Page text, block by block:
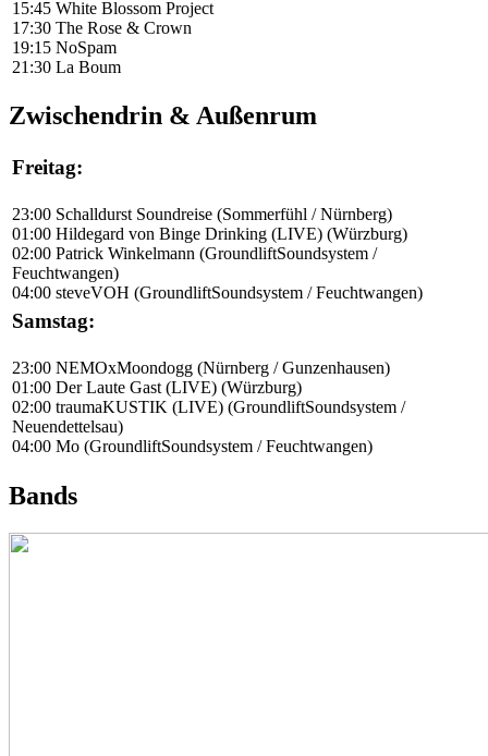
15:45 White Blossom Project
17:30 The Rose & Crown
19:15 NoSpam
21:30 La Boum
Zwischendrin & Außenrum
Freitag:
23:00 Schalldurst Soundreise (Sommerfühl / Nürnberg)
01:00 Hildegard von Binge Drinking (LIVE) (Würzburg)
02:00 Patrick Winkelmann (GroundliftSoundsystem /
Feuchtwangen)
04:00 steveVOH (GroundliftSoundsystem / Feuchtwangen)
Samstag:
23:00 NEMOxMoondogg (Nürnberg / Gunzenhausen)
01:00 Der Laute Gast (LIVE) (Würzburg)
02:00 traumaKUSTIK (LIVE) (GroundliftSoundsystem /
Neuendettelsau)
04:00 Mo (GroundliftSoundsystem / Feuchtwangen)
Bands